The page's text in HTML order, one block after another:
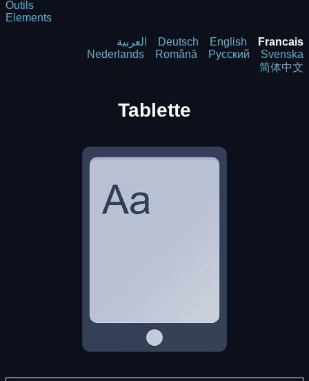
Outils
Elements
العربية Deutsch English
Francais
Nederlands
Română Русский
Svenska
简体中文
Tablette